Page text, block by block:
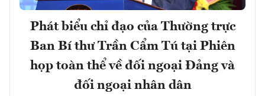
Phát biểu chỉ đạo của Thường trực
Ban Bí thư Trần Cẩm Tú tại Phiên
họp toàn thể về đối ngoại Đảng và
đối ngoại nhân dân